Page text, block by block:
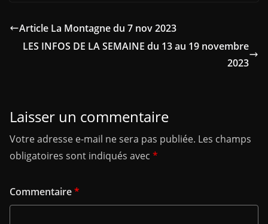
Article La Montagne du 7 nov 2023
LES INFOS DE LA SEMAINE du 13 au 19 novembre
2023
Laisser un commentaire
Votre adresse e-mail ne sera pas publiée. Les champs
obligatoires sont indiqués avec *
Commentaire*